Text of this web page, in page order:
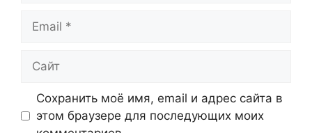
Сохранить моё имя, email и адрес сайта в
этом браузере для последующих моих